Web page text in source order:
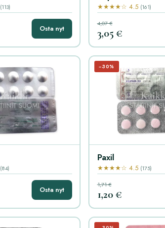
(113)
Osta nyt
★★★★☆ 4.5 (161)
4,07 €
3,05 €
(84)
Osta nyt
−30%
Paxil
★★★★☆ 4.5 (175)
1,71 €
1,20 €